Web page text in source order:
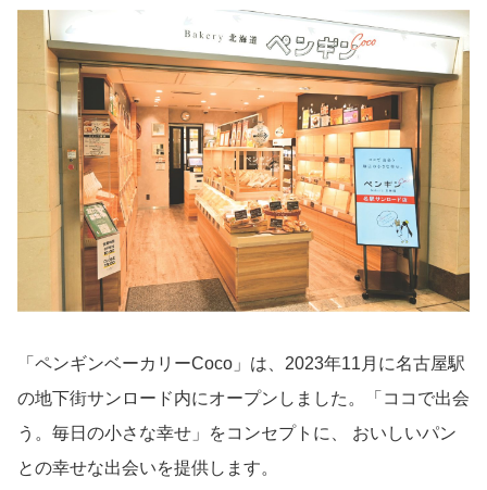
「ペンギンベーカリーCoco」は、2023年11月に名古屋駅
の地下街サンロード内にオープンしました。「ココで出会
う。毎日の小さな幸せ」をコンセプトに、 おいしいパン
との幸せな出会いを提供します。